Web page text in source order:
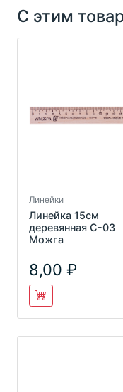
С этим
Линейки
Линейка 15см
деревянная С-03
Можга
8,00